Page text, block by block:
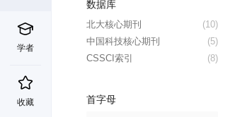
学者
收藏
数据库
(10)
北大核心期刊
(5)
中国科技核心期刊
(8)
CSSCI索引
首字母